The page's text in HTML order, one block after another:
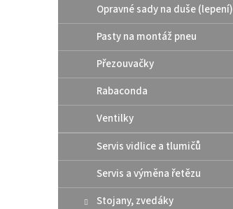
Opravné sady na duše (lepení)
Pasty na montáž pneu
Přezouvačky
Rabaconda
Ventilky
Servis vidlice a tlumičů
Servis a výměna řetězu
Stojany, zvedáky